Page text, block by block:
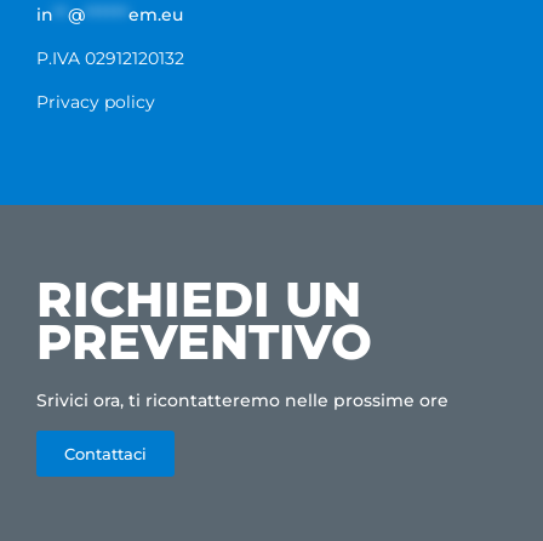
in
@
em.eu
P.IVA 02912120132
Privacy policy
RICHIEDI UN
PREVENTIVO
Srivici ora, ti ricontatteremo nelle prossime ore
Contattaci